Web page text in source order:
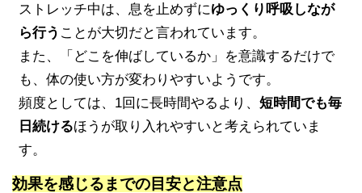
ストレッチ中は、息を止めずにゆっくり呼吸しなが
ら行う ことが大切だと言われています。
また、「どこを伸ばしているか」を意識するだけで
も、体の使い方が変わりやすいようです。
頻度としては、1回に長時間やるより、 短時間でも毎
日続けるほうが取り入れやすいと考えられていま
す。
効果を感じるまでの目安と注意点